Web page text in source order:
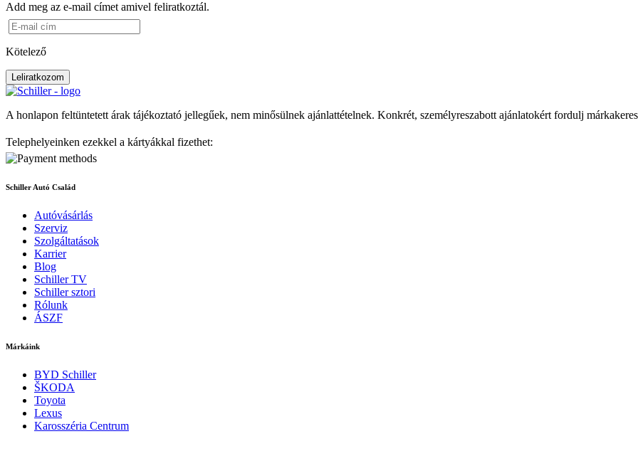
Add meg az e-mail címet amivel feliratkoztál.
Kötelező
Leliratkozom
A honlapon feltüntetett árak tájékoztató jellegűek, nem minősülnek ajánlattételnek. Konkrét, személyreszabott ajánlatokért fordulj
Telephelyeinken ezekkel a kártyákkal fizethet:
Schiller Autó Család
Autóvásárlás
Szerviz
Szolgáltatások
Karrier
Blog
Schiller TV
Schiller sztori
Rólunk
ÁSZF
Márkáink
BYD Schiller
ŠKODA
Toyota
Lexus
Karosszéria Centrum